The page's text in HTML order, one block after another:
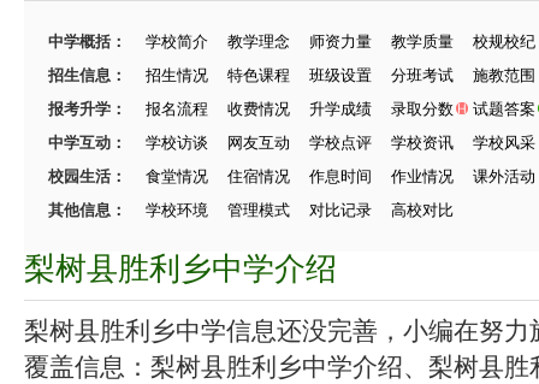
中学概括： 学校简介 教学理念 师资力量 教学质量
校规校纪
招生信息：
招生情况 特色课程 班级设置 分班考试
施教范围
报考升学：
报名流程 收费情况 升学成绩 录取分数
试题答案
中学互动：
学校访谈 网友互动 学校点评 学校资讯
学校风采
校园生活：
食堂情况 住宿情况 作息时间 作业情况
课外活动
其他信息：
学校环境 管理模式 对比记录 高校对比
梨树县胜利乡中学介绍
梨树县胜利乡中学信息还没完善，小编在努力
覆盖信息：梨树县胜利乡中学介绍、梨树县